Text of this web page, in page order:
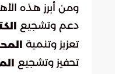
ومن أبرز هذه
دعم وتشجيع
تعزيز وتنمية
تحفيز وتشجيع